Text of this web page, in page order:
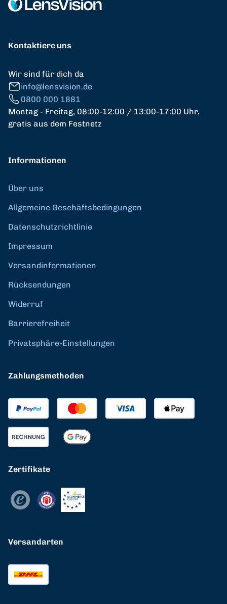
Kontaktiere uns
Wir sind für dich da
info@lensvision.de
0800 000 1881
Montag - Freitag, 08:00-12:00 / 13:00-17:00 Uhr,
gratis aus dem Festnetz
Informationen
Über uns
Allgemeine Geschäftsbedingungen
Datenschutzrichtlinie
Impressum
Versandinformationen
Rücksendungen
Widerruf
Barrierefreiheit
Privatsphäre-Einstellungen
Zahlungsmethoden
Zertifikate
Versandarten